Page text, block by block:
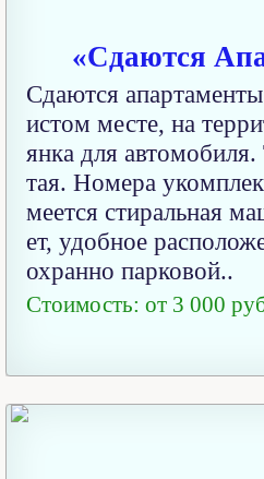
«Сдаются
Сдаются
истом месте, на
янка для
тая. Номера
меется стиральная
ет, удобное
охранно парковой..
Стоимость: от 3 000